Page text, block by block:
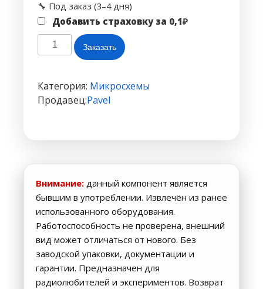
🔧 Под заказ (3–4 дня)
Добавить страховку за 0,1₽
Количество
товара
MMBTA42
1D
Заказать
Категория: Микросхемы
Продавец:Pavel
Внимание: данный компонент является
бывшим в употреблении. Извлечён из ранее
использованного оборудования.
Работоспособность не проверена, внешний
вид может отличаться от нового. Без
заводской упаковки, документации и
гарантии. Предназначен для
радиолюбителей и экспериментов. Возврат